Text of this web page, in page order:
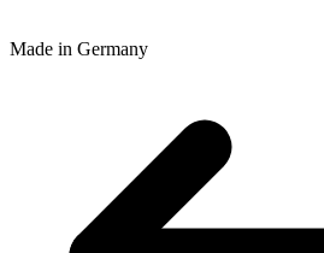
Made in Germany